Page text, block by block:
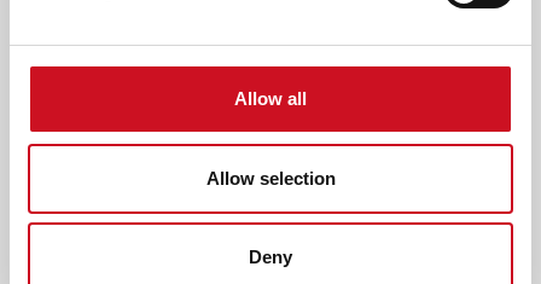
Allow all
Allow selection
Deny
WETENSCHAP NAAR KLASLOKAAL